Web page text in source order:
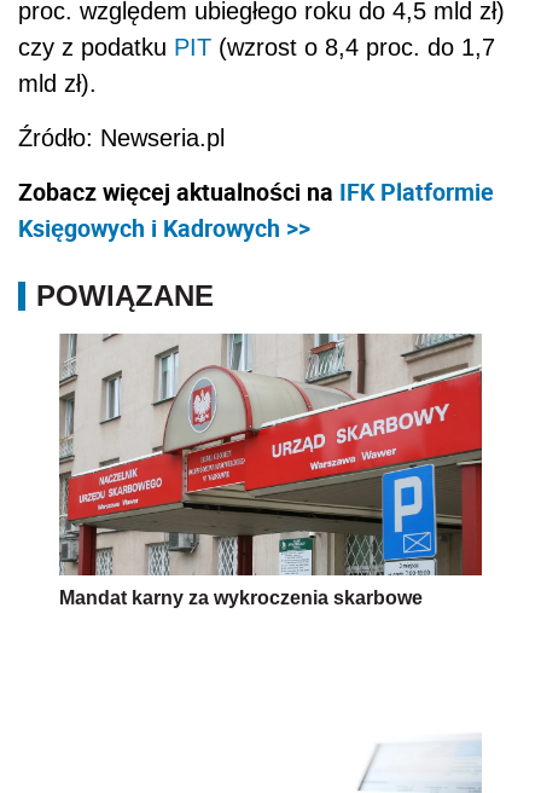
proc. względem ubiegłego roku do 4,5 mld zł)
czy z podatku PIT (wzrost o 8,4 proc. do 1,7
mld zł).
Źródło: Newseria.pl
Zobacz więcej aktualności na IFK Platformie
Księgowych i Kadrowych >>
POWIĄZANE
Mandat karny za wykroczenia skarbowe